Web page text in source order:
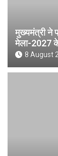
मुख्यमंत्री ने
मेला-2027 के
8 August